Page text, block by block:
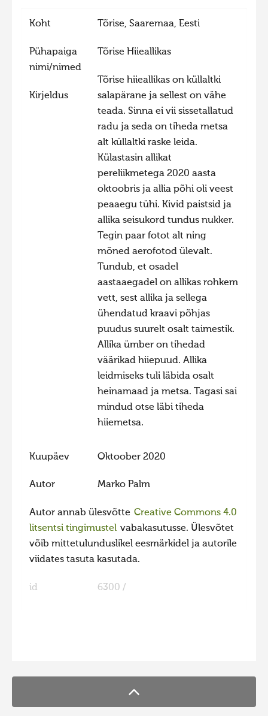
Hiite kuvavõistlus 2023 lisa
Liikuvad kuvad 2023
Hiite kuvavõistlus 2022
Hiite kuvavõistlus 2022 lisa
Liikuvad kuvad 2022
Hiite kuvavõistlus 2021
Hiite kuvavõistlus 2021 lisa
Liikuvad kuvad 2021
Hiite kuvavõistlus 2020 lisa
Liikuvad kuvad 2020
Hiite kuvavõistlus 2018
Hiite kuvavõistlus 2017
Hiite kuvavõistlus 2015
Hiite kuvavõistlus 2014
Hiite kuvavõistlus 2012
Hiite kuvavõistlus 2011
Hiite kuvavõistlus 2008
Kontakt
Koht Tõrise, Saaremaa, Eesti
Pühapaiga
nimi/nimed
Tõrise Hiieallikas
Kirjeldus
Tõrise hiieallikas on küllaltki
salapärane ja sellest on vähe
teada. Sinna ei vii sissetallatud
radu ja seda on tiheda metsa
alt küllaltki raske leida.
Külastasin allikat
pereliikmetega 2020 aasta
oktoobris ja allia põhi oli veest
peaaegu tühi. Kivid paistsid ja
allika seisukord tundus nukker.
Tegin paar fotot alt ning
mõned aerofotod ülevalt.
Tundub, et osadel
aastaaegadel on allikas rohkem
vett, sest allika ja sellega
ühendatud kraavi põhjas
puudus suurelt osalt taimestik.
Allika ümber on tihedad
väärikad hiiepuud. Allika
leidmiseks tuli läbida osalt
heinamaad ja metsa. Tagasi sai
mindud otse läbi tiheda
hiiemetsa.
Kuupäev Oktoober 2020
Autor Marko Palm
Autor annab ülesvõtte Creative Commons 4.0
litsentsi tingimustel vabakasutusse. Ülesvõtet
võib mittetulunduslikel eesmärkidel ja autorile
viidates tasuta kasutada.
id 6300 /